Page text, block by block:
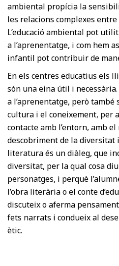
ambiental propícia la
les relacions complexes
L’educació ambiental pot
a l’aprenentatge, i com hem
infantil pot contribuir de
En els centres educatius els
són una eina útil i
a l’aprenentatge, però també
cultura i el coneixement, per
contacte amb l’entorn, amb
descobriment de la diversitat
literatura és un diàleg, que
diversitat, per la qual cosa
personatges, i perquè
l’obra literària o el conte
discuteix o aferma
fets narrats i condueix al
ètic.